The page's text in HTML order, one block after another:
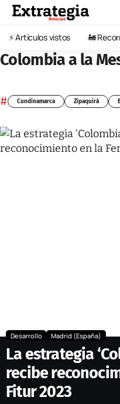
⚡️ Artículos vistos 🚂
Colombia a la
# Cundinamarca Zipaquirá
Desarrollo Madrid (España)
La estrategia
recibe
Fitur 2023